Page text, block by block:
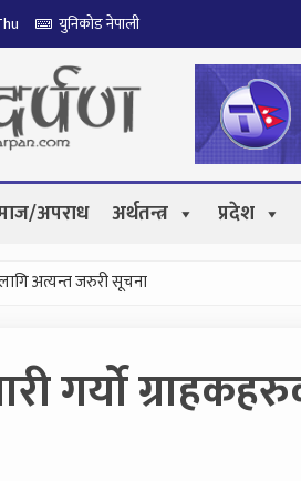
युनिकोड नेपाली
अपराध अर्थतन्त्र प्रदेश
अत्यन्त जरुरी सूचना
गर्यो